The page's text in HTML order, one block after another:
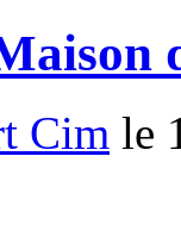
Cim le